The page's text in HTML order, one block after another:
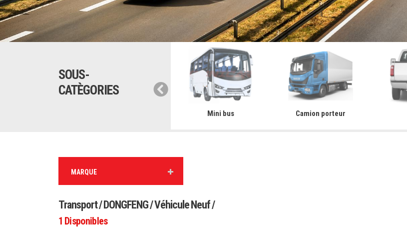
SOUS-
CATÈGORIES
Mini bus Camion porteur
MARQUE
Transport / DONGFENG / Véhicule Neuf /
1 Disponibles